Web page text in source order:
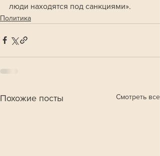
люди находятся под санкциями».
Политика
Похожие посты Смотреть все